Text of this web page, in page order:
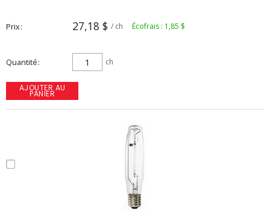
Prix 27,18 $ / ch Écofrais : 1,85 $
Quantité ch
AJOUTER AU
PANIER